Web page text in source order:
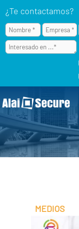
¿Te contactamos?